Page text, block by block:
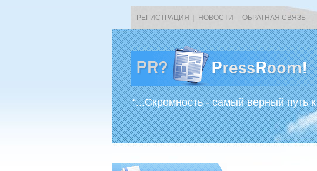
РЕГИСТРАЦИЯ НОВОСТИ ОБРАТНАЯ СВЯЗЬ
“...Скромность - самый верный путь